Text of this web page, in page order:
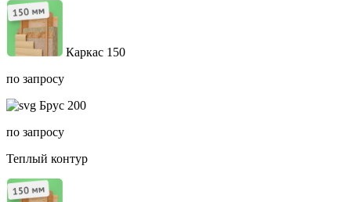
Каркас 150
по запросу
Брус 200
по запросу
Теплый контур